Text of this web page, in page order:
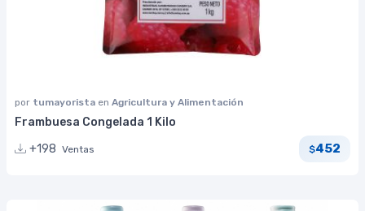
por tumayorista en Agricultura y Alimentación
Frambuesa Congelada 1 Kilo
+198 Ventas $452